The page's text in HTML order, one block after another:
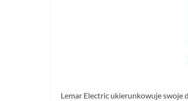
Lemar Electric ukierunkowuje swoje